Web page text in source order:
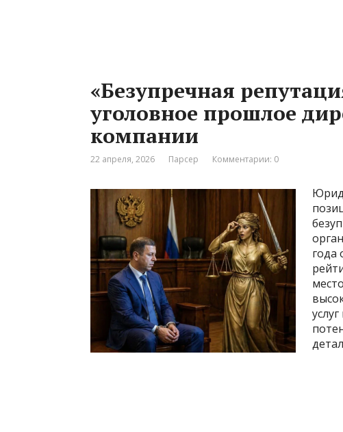
«Безупречная
уголовное прошлое
компании
22 апреля, 2026 Парсер Комментарии: 0
года